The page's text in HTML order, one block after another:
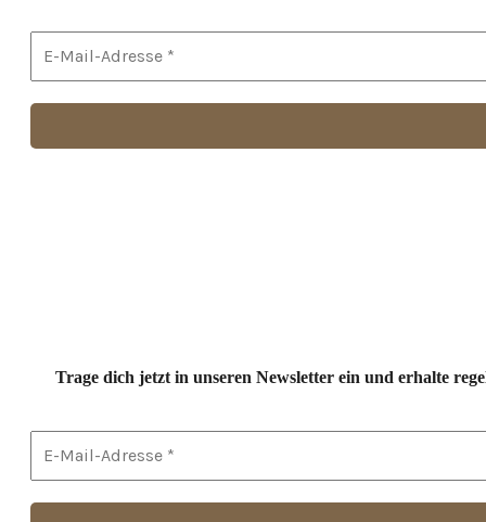
Trage dich jetzt in unseren Newsletter ein und erhalte